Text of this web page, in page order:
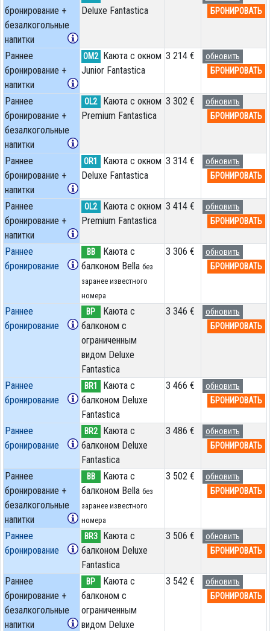
бронирование +
безалкогольные
напитки
Deluxe Fantastica
БРОНИРОВАТЬ
Раннее
бронирование +
напитки
OM2 Каюта с окном
Junior Fantastica
3 214 €
обновить
БРОНИРОВАТЬ
Раннее
бронирование +
безалкогольные
напитки
OL2
Каюта с окном
Premium Fantastica
3 302 €
обновить
БРОНИРОВАТЬ
Раннее
бронирование +
напитки
OR1
Каюта с окном
Deluxe Fantastica
3 314 €
обновить
БРОНИРОВАТЬ
Раннее
бронирование +
напитки
OL2
Каюта с окном
Premium Fantastica
3 414 €
обновить
БРОНИРОВАТЬ
Раннее
бронирование
BB
Каюта с
балконом Bella без
заранее известного
номера
3 306 €
обновить
БРОНИРОВАТЬ
Раннее
бронирование
BP
Каюта с
балконом c
ограниченным
видом Deluxe
Fantastica
3 346 €
обновить
БРОНИРОВАТЬ
Раннее
бронирование
BR1
Каюта с
балконом Deluxe
Fantastica
3 466 €
обновить
БРОНИРОВАТЬ
Раннее
бронирование
BR2
Каюта с
балконом Deluxe
Fantastica
3 486 €
обновить
БРОНИРОВАТЬ
Раннее
бронирование +
безалкогольные
напитки
BB
Каюта с
балконом Bella без
заранее известного
номера
3 502 €
обновить
БРОНИРОВАТЬ
Раннее
бронирование
BR3
Каюта с
балконом Deluxe
Fantastica
3 506 €
обновить
БРОНИРОВАТЬ
Раннее
бронирование +
безалкогольные
напитки
BP
Каюта с
балконом c
ограниченным
видом Deluxe
3 542 €
обновить
БРОНИРОВАТЬ